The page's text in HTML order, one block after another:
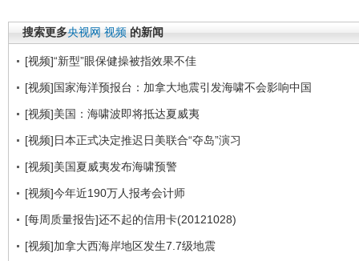
搜索更多央视网 视频 的新闻
[视频]“新型”眼保健操被指效果不佳
[视频]国家海洋预报台：加拿大地震引发海啸不会影响中国
[视频]美国：海啸波即将抵达夏威夷
[视频]日本正式决定推迟日美联合“夺岛”演习
[视频]美国夏威夷发布海啸预警
[视频]今年近190万人报考会计师
[每周质量报告]还不起的信用卡(20121028)
[视频]加拿大西海岸地区发生7.7级地震